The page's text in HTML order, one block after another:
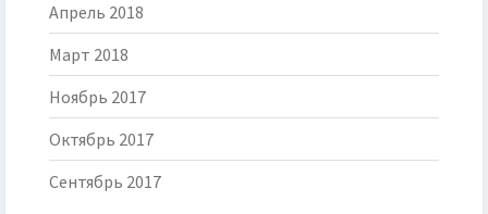
Апрель 2018
Март 2018
Ноябрь 2017
Октябрь 2017
Сентябрь 2017